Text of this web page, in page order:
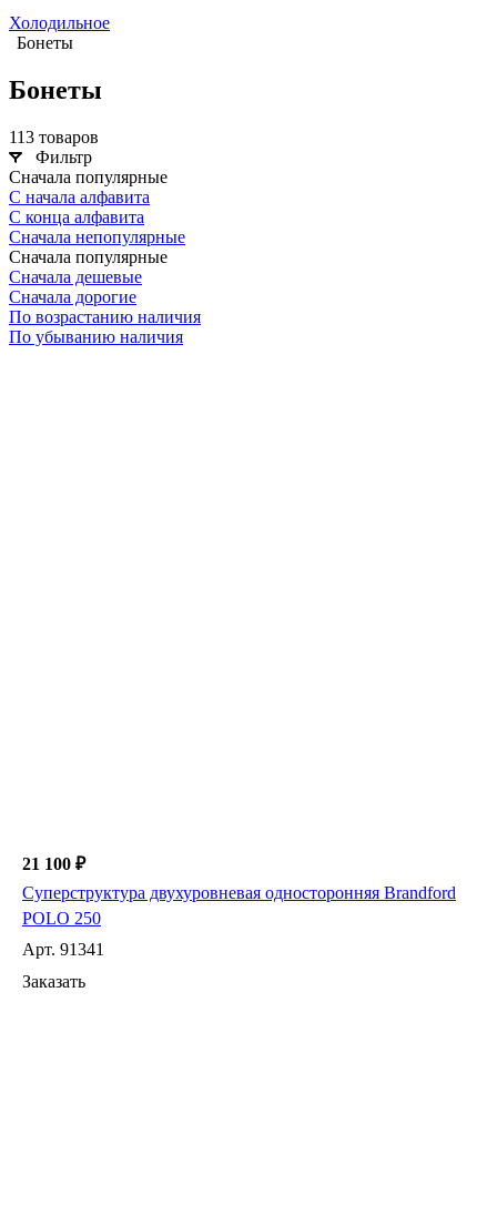
Холодильное
Бонеты
Бонеты
113 товаров
Фильтр
Сначала популярные
С начала алфавита
С конца алфавита
Сначала непопулярные
Сначала популярные
Сначала дешевые
Сначала дорогие
По возрастанию наличия
По убыванию наличия
21 100 ₽
Суперструктура двухуровневая односторонняя Brandford
POLO 250
Арт. 91341
Заказать